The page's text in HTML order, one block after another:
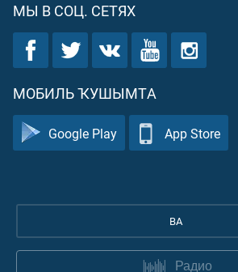
МЫ В СОЦ. СЕТЯХ
МОБИЛЬ ҠУШЫМТА
Google Play App Store
BA
Радио